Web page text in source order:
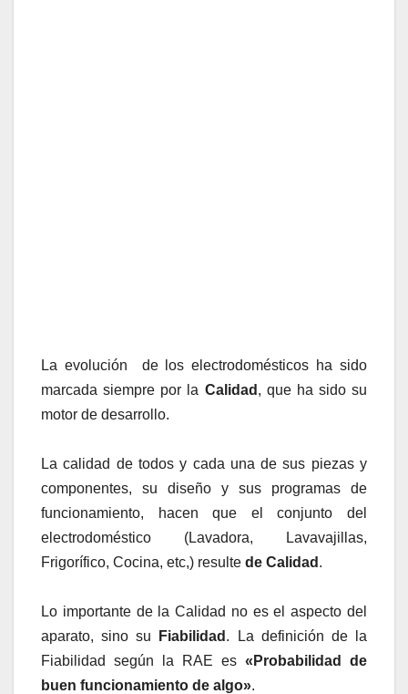
La evolución de los electrodomésticos ha sido
marcada siempre por la Calidad , que ha sido su
motor de desarrollo.
La calidad de todos y cada una de sus piezas y
componentes, su diseño y sus programas de
funcionamiento, hacen que el conjunto del
electrodoméstico (Lavadora, Lavavajillas,
Frigorífico, Cocina, etc,) resulte de Calidad .
Lo importante de la Calidad no es el aspecto del
aparato, sino su
Fiabilidad . La definición de la
Fiabilidad según la RAE es «Probabilidad de
buen funcionamiento de algo».